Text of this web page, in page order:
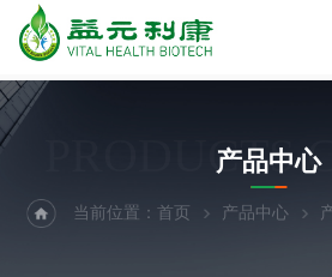
PRODUCTS
产品中心
当前位置：首页 产品中心